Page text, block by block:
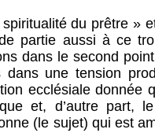
du prêtre »
partie aussi à ce
dans le second
dans une tension
ecclésiale donnée
et, d’autre part,
(le sujet) qui est